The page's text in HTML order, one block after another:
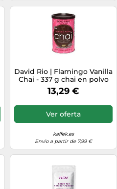
David Rio | Flamingo Vanilla
Chai - 337 g chai en polvo
13,29 €
Ver oferta
kaffek.es
Envío a partir de 7,99 €